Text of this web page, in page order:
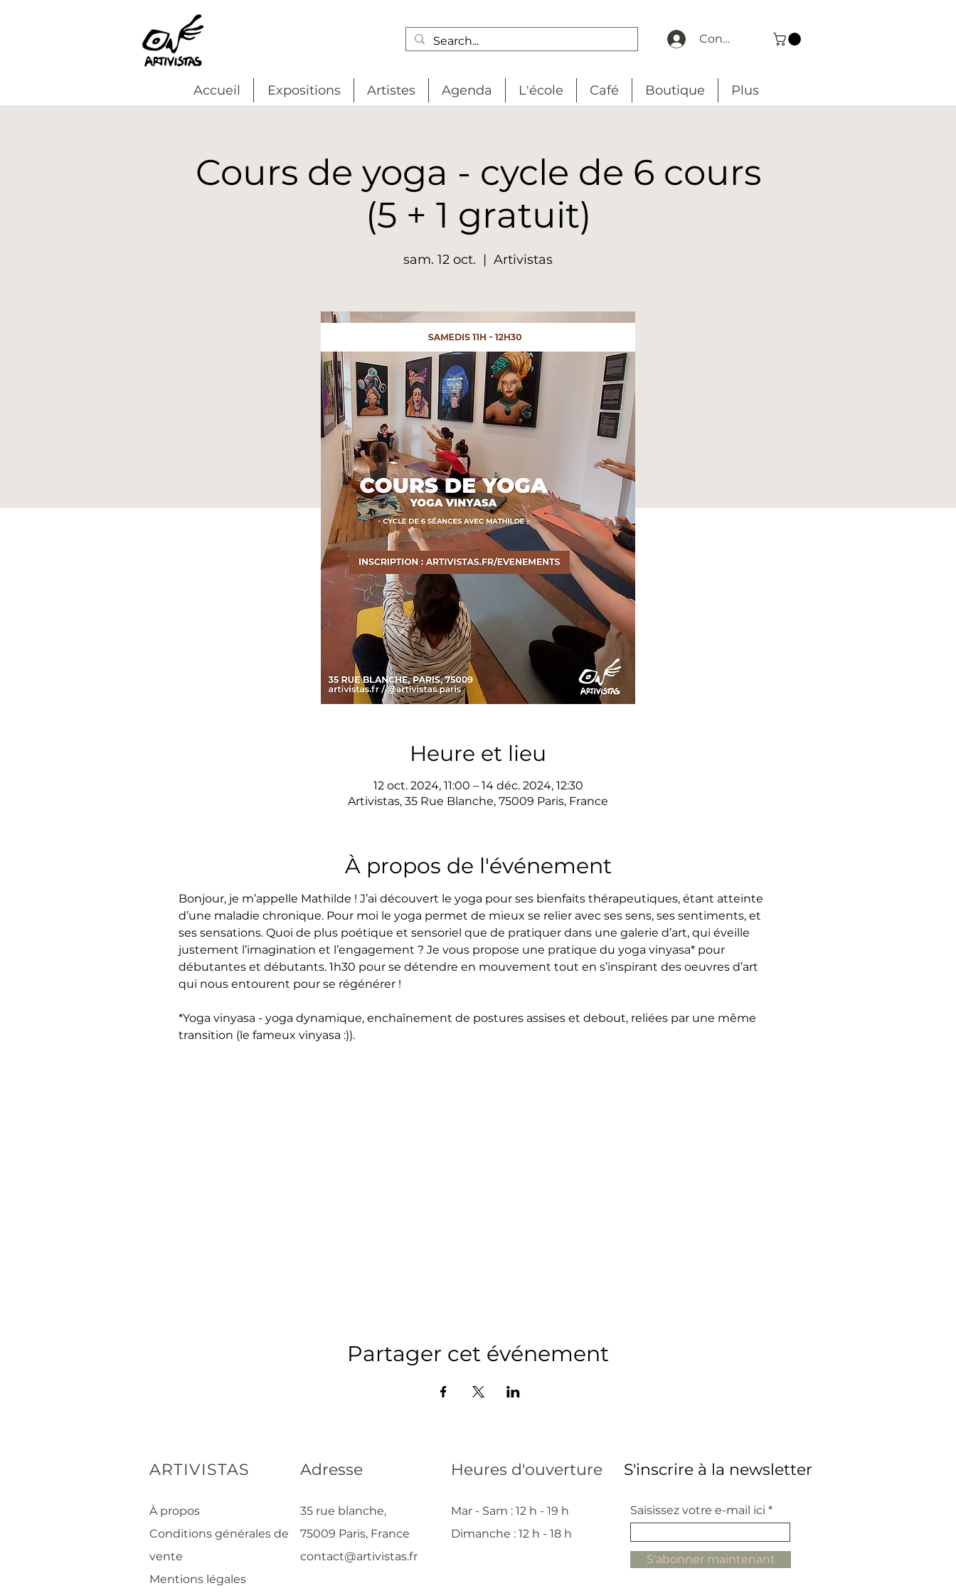
Connexion
Accueil Expositions Artistes Agenda L'école Café Boutique Plus
Cours de yoga - cycle de 6 cours
(5 + 1 gratuit)
sam. 12 oct.
  |
Artivistas
Heure et lieu
12 oct. 2024, 11:00 – 14 déc. 2024, 12:30
Artivistas, 35 Rue Blanche, 75009 Paris, France
À propos de l'événement
Bonjour, je m’appelle Mathilde ! J’ai découvert le yoga pour ses bienfaits thérapeutiques, étant atteinte
d’une maladie chronique. Pour moi le yoga permet de mieux se relier avec ses sens, ses sentiments, et
ses sensations. Quoi de plus poétique et sensoriel que de pratiquer dans une galerie d’art, qui éveille
justement l’imagination et l’engagement ? Je vous propose une pratique du yoga vinyasa* pour
débutantes et débutants. 1h30 pour se détendre en mouvement tout en s’inspirant des oeuvres d’art
qui nous entourent pour se régénérer !
*Yoga vinyasa - yoga dynamique, enchaînement de postures assises et debout, reliées par une même
transition (le fameux vinyasa :)).
Partager cet événement
ARTIVISTAS Adresse Heures d'ouverture
À propos
Conditions générales de
vente
Mentions légales
35 rue blanche,
75009 Paris, France
contact@artivistas.fr
Mar - Sam : 12 h - 19 h
Dimanche : 12 h - 18 h
S'inscrire à la newsletter
Saisissez votre e-mail ici
S'abonner maintenant